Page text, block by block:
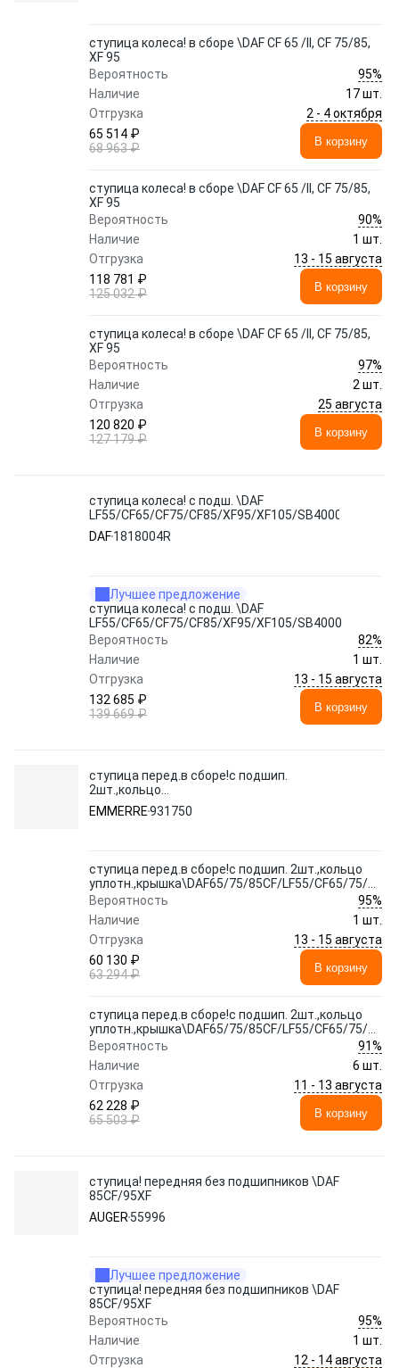
ступица колеса! в сборе \DAF CF 65 /II, CF 75/85,
XF 95
Вероятность
95%
Наличие
17 шт.
Отгрузка
2 - 4 октября
65 514 ₽
68 963 ₽
В корзину
ступица колеса! в сборе \DAF CF 65 /II, CF 75/85,
XF 95
Вероятность
90%
Наличие
1 шт.
Отгрузка
13 - 15 августа
118 781 ₽
125 032 ₽
В корзину
ступица колеса! в сборе \DAF CF 65 /II, CF 75/85,
XF 95
Вероятность
97%
Наличие
2 шт.
Отгрузка
25 августа
120 820 ₽
127 179 ₽
В корзину
ступица колеса! с подш. \DAF
LF55/CF65/CF75/CF85/XF95/XF105/SB4000
DAF1818004R
Лучшее предложение
ступица колеса! с подш. \DAF
LF55/CF65/CF75/CF85/XF95/XF105/SB4000
Вероятность
82%
Наличие
1 шт.
Отгрузка
13 - 15 августа
132 685 ₽
139 669 ₽
В корзину
ступица перед.в сборе!с подшип.
2шт.,кольцо
уплотн.,крышка\DAF65/75/85CF/LF55/CF65/75/85IV
EMMERRE931750
ступица перед.в сборе!с подшип. 2шт.,кольцо
Вероятность
95%
Наличие
1 шт.
Отгрузка
13 - 15 августа
60 130 ₽
63 294 ₽
В корзину
ступица перед.в сборе!с подшип. 2шт.,кольцо
Вероятность
91%
Наличие
6 шт.
Отгрузка
11 - 13 августа
62 228 ₽
65 503 ₽
В корзину
ступица! передняя без подшипников \DAF
85CF/95XF
AUGER 55996
Лучшее предложение
ступица! передняя без подшипников \DAF
85CF/95XF
Вероятность
95%
Наличие
1 шт.
Отгрузка
12 - 14 августа